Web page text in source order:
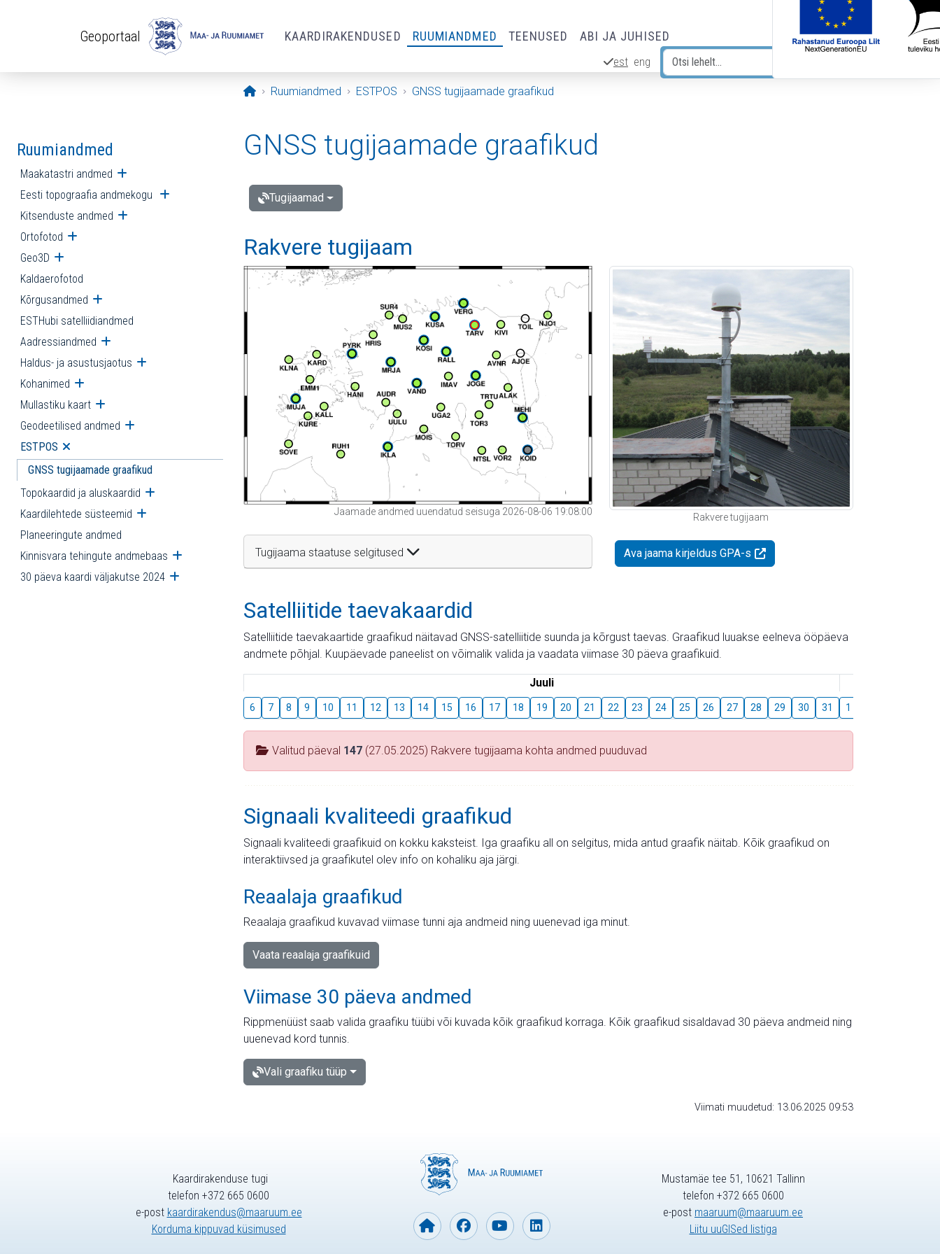
Geoportaal KAARDIRAKENDUSED RUUMIANDMED TEENUSED ABI JA JUHISED
est eng
Avaleht
Ruumiandmed ESTPOS GNSS tugijaamade graafikud
Ruumiandmed
Maakatastri andmed Ava alammenüü
Eesti topograafia andmekogu Ava alammenüü
Kitsenduste andmed Ava alammenüü
Ortofotod Ava alammenüü
Geo3D Ava alammenüü
Kaldaerofotod
Kõrgusandmed Ava alammenüü
ESTHubi satelliidiandmed
Aadressiandmed Ava alammenüü
Haldus- ja asustusjaotus Ava alammenüü
Kohanimed Ava alammenüü
Mullastiku kaart Ava alammenüü
Geodeetilised andmed Ava alammenüü
ESTPOS Ava alammenüü
GNSS tugijaamade graafikud
Topokaardid ja aluskaardid Ava alammenüü
Kaardilehtede süsteemid Ava alammenüü
Planeeringute andmed
Kinnisvara tehingute andmebaas Ava alammenüü
30 päeva kaardi väljakutse 2024 Ava alammenüü
GNSS tugijaamade graafikud
Tugijaamad
Rakvere tugijaam
Jaamade andmed uuendatud seisuga 2026-08-06 19:08:00
Tugijaama staatuse selgitused
Rakvere tugijaam
Ava jaama kirjeldus GPA-s
Satelliitide taevakaardid
Satelliitide taevakaartide graafikud näitavad GNSS-satelliitide suunda ja kõrgust taevas. Graafikud luuakse eelneva ööpäeva
andmete põhjal. Kuupäevade paneelist on võimalik valida ja vaadata viimase 30 päeva graafikuid.
Juuli
6 7 8 9 10 11 12 13 14 15 16 17 18 19 20 21 22 23 24 25 26 27 28 29 30 31 1
Valitud päeval 147 (27.05.2025) Rakvere tugijaama kohta andmed puuduvad
Signaali kvaliteedi graafikud
Signaali kvaliteedi graafikuid on kokku kaksteist. Iga graafiku all on selgitus, mida antud graafik näitab. Kõik graafikud on
interaktiivsed ja graafikutel olev info on kohaliku aja järgi.
Reaalaja graafikud
Reaalaja graafikud kuvavad viimase tunni aja andmeid ning uuenevad iga minut.
Vaata reaalaja graafikuid
Viimase 30 päeva andmed
Rippmenüüst saab valida graafiku tüübi või kuvada kõik graafikud korraga. Kõik graafikud sisaldavad 30 päeva andmeid ning
uuenevad kord tunnis.
Vali graafiku tüüp
Viimati muudetud: 13.06.2025 09:53
Kaardirakenduse tugi
telefon +372 665 0600
e-post kaardirakendus@maaruum.ee
Korduma kippuvad küsimused
Mustamäe tee 51, 10621 Tallinn
telefon +372 665 0600
e-post maaruum@maaruum.ee
Liitu uuGISed listiga